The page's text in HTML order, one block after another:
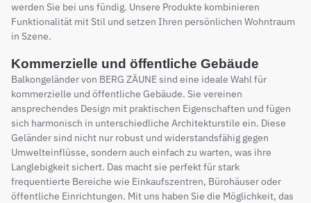
werden Sie bei uns fündig. Unsere Produkte kombinieren
Funktionalität mit Stil und setzen Ihren persönlichen Wohntraum
in Szene.
Kommerzielle und öffentliche Gebäude
Balkongeländer von BERG ZÄUNE sind eine ideale Wahl für
kommerzielle und öffentliche Gebäude. Sie vereinen
ansprechendes Design mit praktischen Eigenschaften und fügen
sich harmonisch in unterschiedliche Architekturstile ein. Diese
Geländer sind nicht nur robust und widerstandsfähig gegen
Umwelteinflüsse, sondern auch einfach zu warten, was ihre
Langlebigkeit sichert. Das macht sie perfekt für stark
frequentierte Bereiche wie Einkaufszentren, Bürohäuser oder
öffentliche Einrichtungen. Mit uns haben Sie die Möglichkeit, das